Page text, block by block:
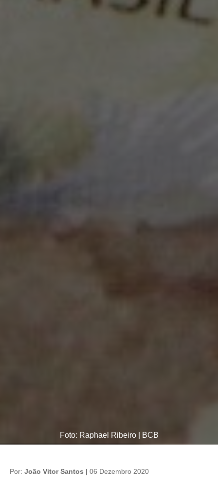
Foto: Raphael Ribeiro | BCB
Por: João Vitor Santos | 06 Dezembro 2020